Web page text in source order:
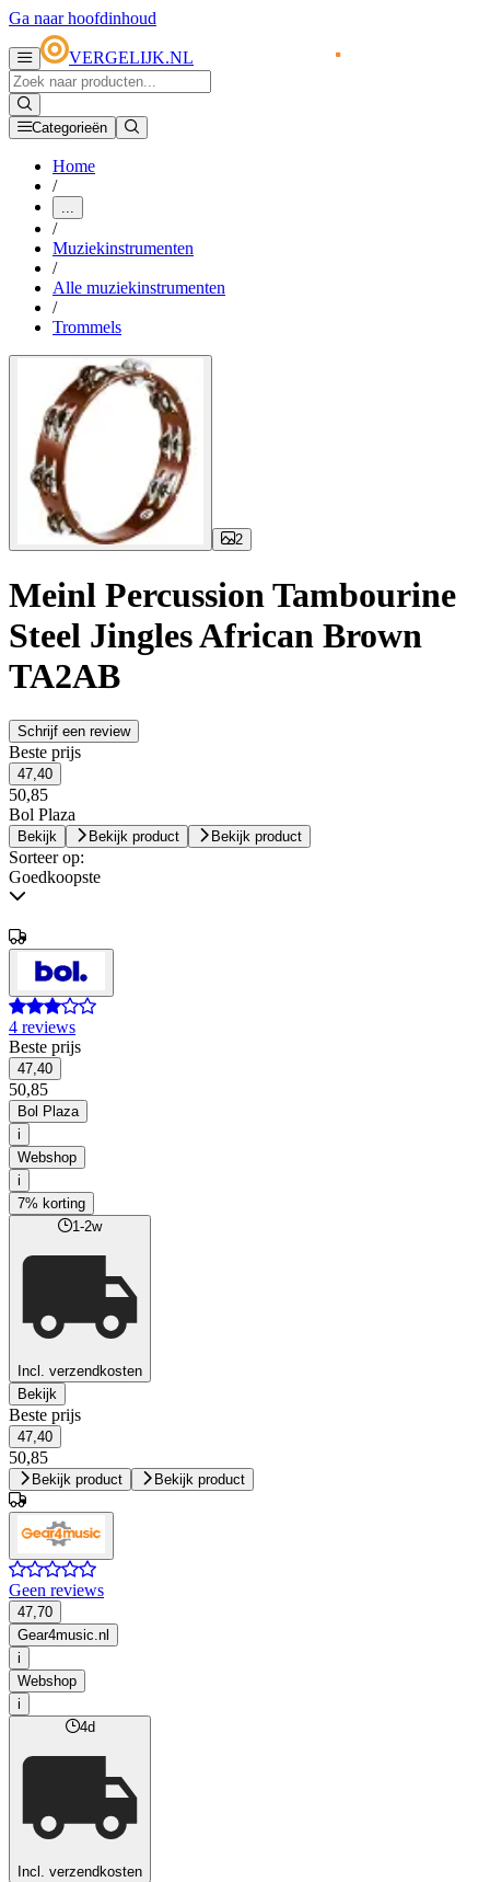
Ga naar hoofdinhoud
VERGELIJK.NL
Categorieën
Home
/
...
/
Muziekinstrumenten
/
Alle muziekinstrumenten
/
Trommels
2
Meinl Percussion Tambourine
Steel Jingles African Brown
TA2AB
Schrijf een review
Beste prijs
47,40
50,85
Bol Plaza
Bekijk Bekijk product Bekijk product
Sorteer op:
Goedkoopste
4 reviews
Beste prijs
47,40
50,85
Bol Plaza
i
Webshop
i
7% korting
1-2w
Incl. verzendkosten
Bekijk
Beste prijs
47,40
50,85
Bekijk product Bekijk product
Geen reviews
47,70
Gear4music.nl
i
Webshop
i
4d
Incl. verzendkosten